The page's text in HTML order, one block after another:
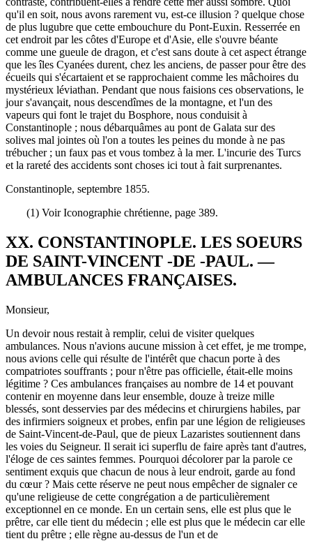
qu'il en soit, nous avons rarement vu, est-ce illusion ? quelque chose
de plus lugubre que cette embouchure du Pont-Euxin. Resserrée en
cet endroit par les côtes d'Europe et d'Asie, elle s'ouvre béante
comme une gueule de dragon, et c'est sans doute à cet aspect étrange
que les îles Cyanées durent, chez les anciens, de passer pour être des
écueils qui s'écartaient et se rapprochaient comme les mâchoires du
mystérieux léviathan. Pendant que nous faisions ces observations, le
jour s'avançait, nous descendîmes de la montagne, et l'un des
vapeurs qui font le trajet du Bosphore, nous conduisit à
Constantinople ; nous débarquâmes au pont de Galata sur des
solives mal jointes où l'on a toutes les peines du monde à ne pas
trébucher ; un faux pas et vous tombez à la mer. L'incurie des Turcs
et la rareté des accidents sont choses ici tout à fait surprenantes.
Constantinople, septembre 1855.
(1) Voir Iconographie chrétienne, page 389.
XX. CONSTANTINOPLE. LES SOEURS
DE SAINT-VINCENT -DE -PAUL. —
AMBULANCES FRANÇAISES.
Monsieur,
Un devoir nous restait à remplir, celui de visiter quelques
ambulances. Nous n'avions aucune mission à cet effet, je me trompe,
nous avions celle qui résulte de l'intérêt que chacun porte à des
compatriotes souffrants ; pour n'être pas officielle, était-elle moins
légitime ? Ces ambulances françaises au nombre de 14 et pouvant
contenir en moyenne dans leur ensemble, douze à treize mille
blessés, sont desservies par des médecins et chirurgiens habiles, par
des infirmiers soigneux et probes, enfin par une légion de religieuses
de Saint-Vincent-de-Paul, que de pieux Lazaristes soutiennent dans
les voies du Seigneur. Il serait ici superflu de faire après tant d'autres,
l'éloge de ces saintes femmes. Pourquoi décolorer par la parole ce
sentiment exquis que chacun de nous à leur endroit, garde au fond
du cœur ? Mais cette réserve ne peut nous empêcher de signaler ce
qu'une religieuse de cette congrégation a de particulièrement
exceptionnel en ce monde. En un certain sens, elle est plus que le
prêtre, car elle tient du médecin ; elle est plus que le médecin car elle
tient du prêtre ; elle règne au-dessus de l'un et de